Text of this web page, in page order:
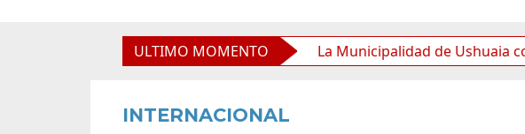
ULTIMO MOMENTO
y mejora sus prestaciones La Municipalidad de Ushuaia continúa
INTERNACIONAL